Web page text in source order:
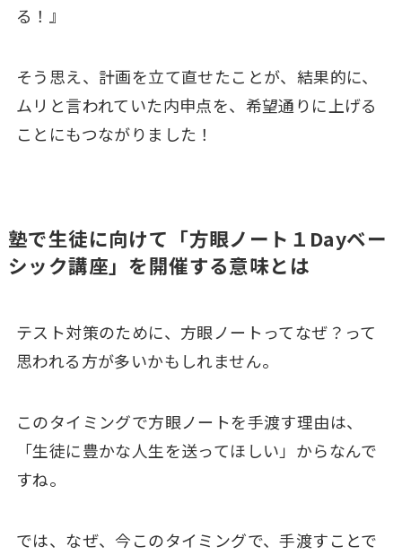
る！』
そう思え、計画を立て直せたことが、結果的に、
ムリと言われていた内申点を、希望通りに上げる
ことにもつながりました！
塾で生徒に向けて「方眼ノート１Dayベー
シック講座」を開催する意味とは
テスト対策のために、方眼ノートってなぜ？って
思われる方が多いかもしれません。
このタイミングで方眼ノートを手渡す理由は、
「生徒に豊かな人生を送ってほしい」からなんで
すね。
では、なぜ、今このタイミングで、手渡すことで